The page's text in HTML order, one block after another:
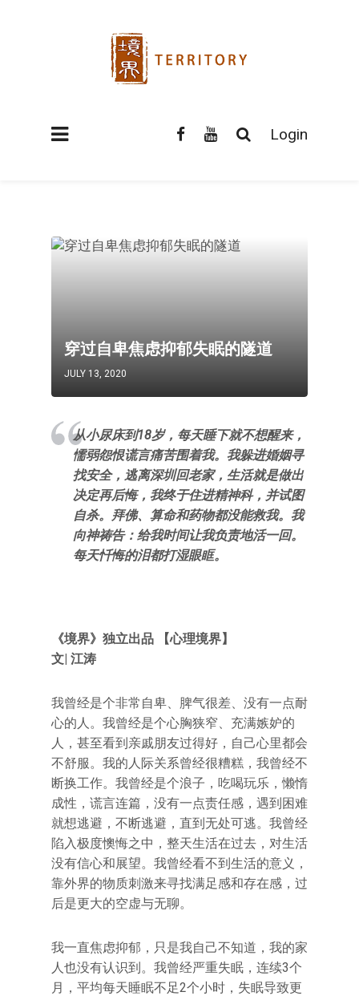
Login
穿过自卑焦虑抑郁失眠的隧道
JULY 13, 2020
从小尿床到18岁，每天睡下就不想醒来，
懦弱怨恨谎言痛苦围着我。我躲进婚姻寻
找安全，逃离深圳回老家，生活就是做出
决定再后悔，我终于住进精神科，并试图
自杀。拜佛、算命和药物都没能救我。我
向神祷告：给我时间让我负责地活一回。
每天忏悔的泪都打湿眼眶。
《境界》独立出品 【心理境界】
文| 江涛
我曾经是个非常自卑、脾气很差、没有一点耐
心的人。我曾经是个心胸狭窄、充满嫉妒的
人，甚至看到亲戚朋友过得好，自己心里都会
不舒服。我的人际关系曾经很糟糕，我曾经不
断换工作。我曾经是个浪子，吃喝玩乐，懒惰
成性，谎言连篇，没有一点责任感，遇到困难
就想逃避，不断逃避，直到无处可逃。我曾经
陷入极度懊悔之中，整天生活在过去，对生活
没有信心和展望。我曾经看不到生活的意义，
靠外界的物质刺激来寻找满足感和存在感，过
后是更大的空虚与无聊。
我一直焦虑抑郁，只是我自己不知道，我的家
人也没有认识到。我曾经严重失眠，连续3个
月，平均每天睡眠不足2个小时，失眠导致更